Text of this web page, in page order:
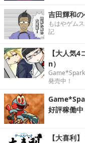
吉田輝和
もはやゲム
記
【大人気
n）
発売中！
好評稼働中
【大喜利